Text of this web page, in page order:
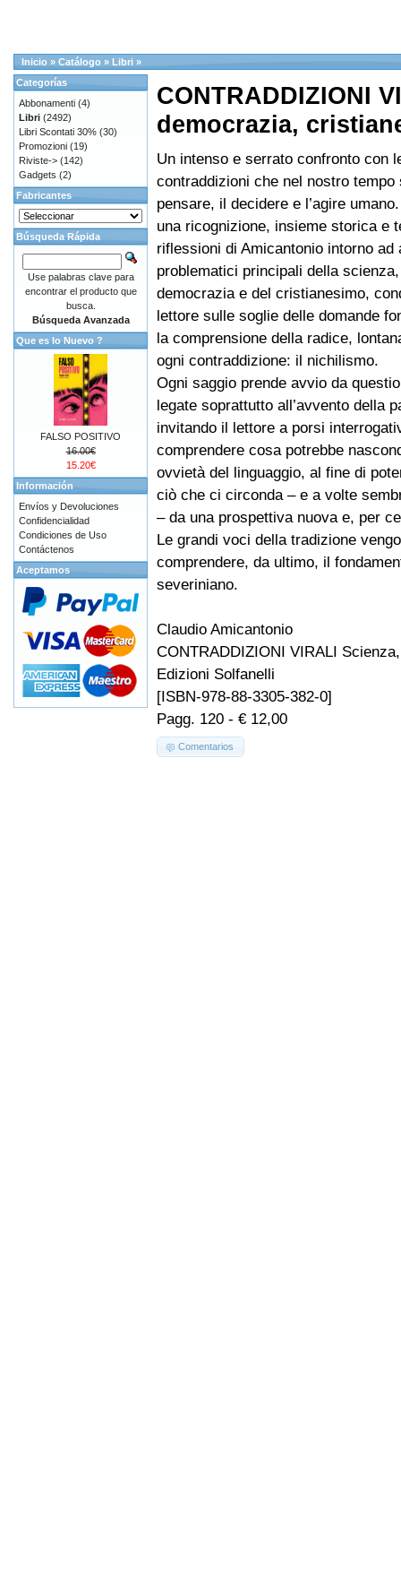
Inicio » Catálogo » Libri »
CONTRADDIZIONI
democrazia,
Un intenso e serrato confronto con
contraddizioni che nel nostro tempo
pensare, il decidere e l’agire
una ricognizione, insieme storica e
riflessioni di Amicantonio intorno ad
problematici principali della
democrazia e del cristianesimo,
lettore sulle soglie delle domande
la comprensione della radice,
ogni contraddizione: il nichilismo.
Ogni saggio prende avvio da
legate soprattutto all’avvento della
invitando il lettore a porsi
comprendere cosa potrebbe
ovvietà del linguaggio, al fine di
ciò che ci circonda – e a volte
– da una prospettiva nuova e, per
Le grandi voci della tradizione
comprendere, da ultimo, il
severiniano.
Claudio Amicantonio
CONTRADDIZIONI VIRALI
Edizioni Solfanelli
[ISBN-978-88-3305-382-0]
Pagg. 120 - € 12,00
Comentarios
Categorías
Abbonamenti (4)
Libri (2492)
Libri Scontati 30% (30)
Promozioni (19)
Riviste-> (142)
Gadgets (2)
Fabricantes
Búsqueda Rápida
Use palabras clave para
encontrar el producto que
busca.
Búsqueda Avanzada
Que es lo Nuevo ?
FALSO POSITIVO
16.00€
15.20€
Información
Envíos y Devoluciones
Confidencialidad
Condiciones de Uso
Contáctenos
Aceptamos